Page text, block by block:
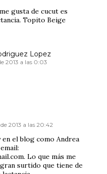
gusta de cucut es
Topito Beige
Lopez
2013 a las 0:03
2013 a las 20:42
el blog como Andrea
Lo que más me
surtido que tiene de